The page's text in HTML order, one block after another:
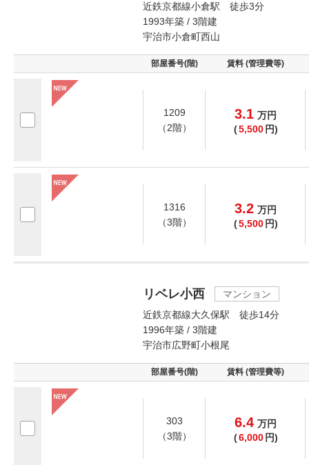
近鉄京都線小倉駅 徒歩3分
1993年築 / 3階建
宇治市小倉町西山
部屋番号(階) 賃料 (管理費等)
1209
（2階）
3.1 万円
(5,500 円)
1316
（3階）
3.2 万円
(5,500 円)
リベレ小西
マンション
近鉄京都線大久保駅 徒歩14分
1996年築 / 3階建
宇治市広野町小根尾
部屋番号(階) 賃料 (管理費等)
303
（3階）
6.4 万円
(6,000 円)